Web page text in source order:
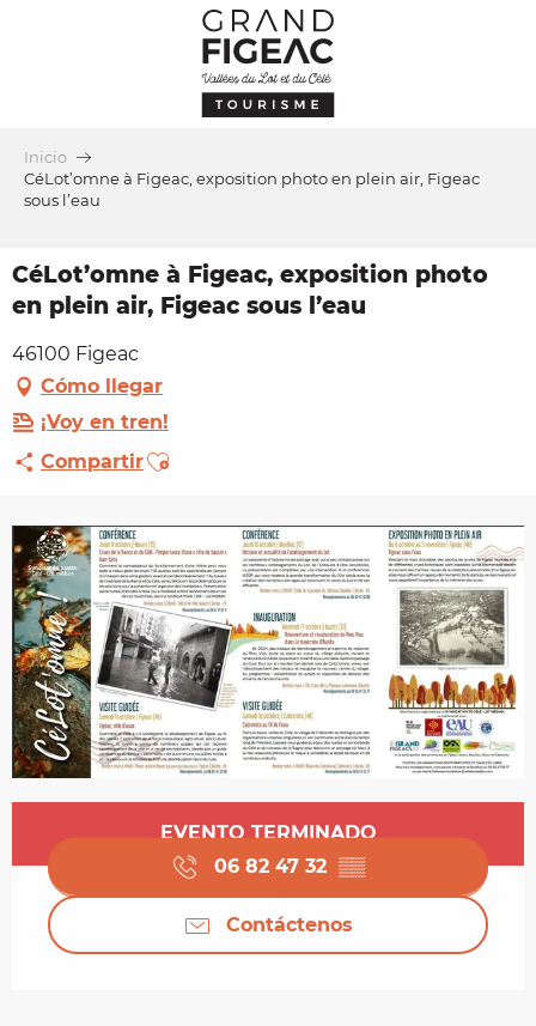
Inicio
CéLot’omne à Figeac, exposition photo en plein air, Figeac
sous l’eau
CéLot’omne à Figeac, exposition photo
en plein air, Figeac sous l’eau
46100 Figeac
Cómo llegar
¡Voy en tren!
CompartirAjouter aux favoris
Horarios y datos de contacto
EVENTO TERMINADO
06 82 47 32 ▒▒
Contáctenos